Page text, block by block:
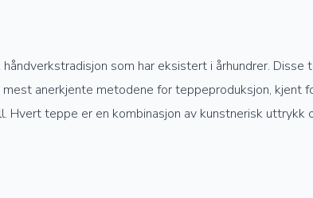
som har eksistert i århundrer.
anerkjente metodene for teppeproduksjon,
teppe er en kombinasjon av kunstnerisk uttrykk